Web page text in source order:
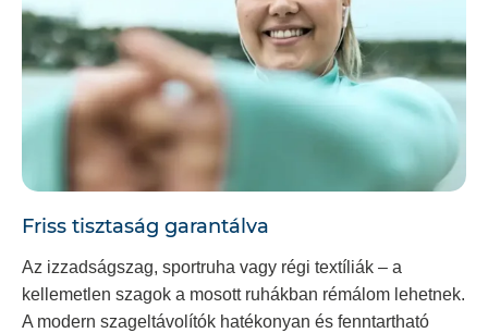
Friss tisztaság garantálva
Az izzadságszag, sportruha vagy régi textíliák – a
kellemetlen szagok a mosott ruhákban rémálom lehetnek.
A modern szageltávolítók hatékonyan és fenntartható